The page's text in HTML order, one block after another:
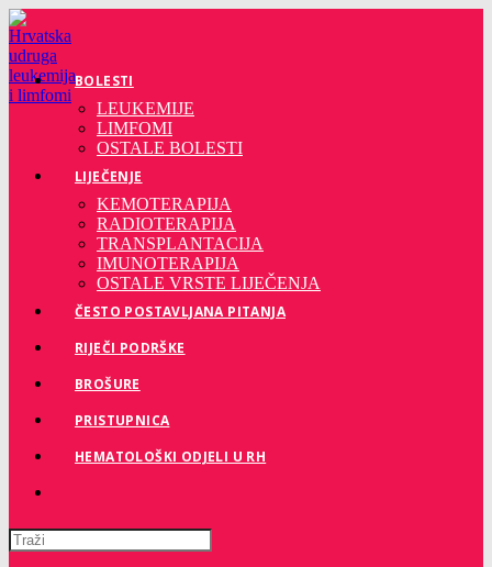
Preskoči
na
sadržaj
BOLESTI
LEUKEMIJE
LIMFOMI
OSTALE BOLESTI
LIJEČENJE
KEMOTERAPIJA
RADIOTERAPIJA
TRANSPLANTACIJA
IMUNOTERAPIJA
OSTALE VRSTE LIJEČENJA
ČESTO POSTAVLJANA PITANJA
RIJEČI PODRŠKE
BROŠURE
PRISTUPNICA
HEMATOLOŠKI ODJELI U RH
Pretražite
ovu